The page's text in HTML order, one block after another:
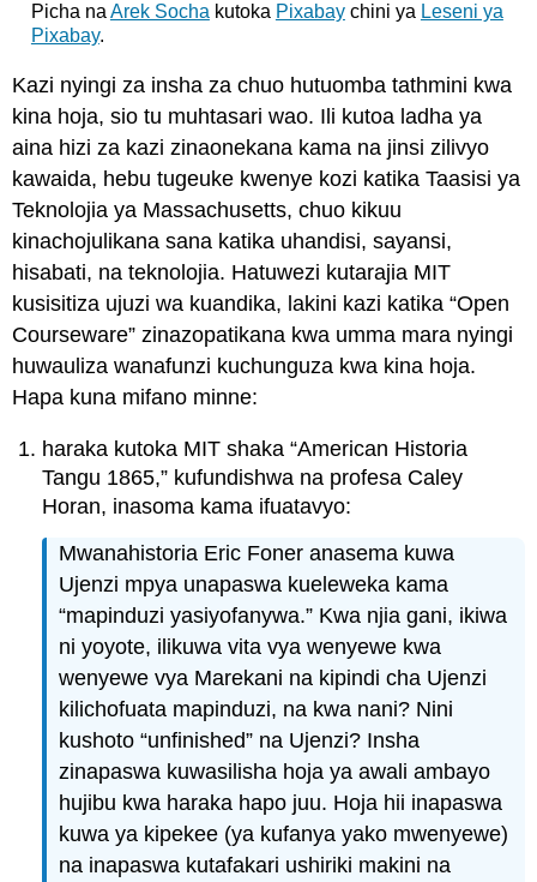
Picha na Arek Socha kutoka Pixabaychini ya Leseni ya
Pixabay.
Kazi nyingi za insha za chuo hutuomba tathmini kwa
kina hoja, sio tu muhtasari wao. Ili kutoa ladha ya
aina hizi za kazi zinaonekana kama na jinsi zilivyo
kawaida, hebu tugeuke kwenye kozi katika Taasisi ya
Teknolojia ya Massachusetts, chuo kikuu
kinachojulikana sana katika uhandisi, sayansi,
hisabati, na teknolojia. Hatuwezi kutarajia MIT
kusisitiza ujuzi wa kuandika, lakini kazi katika “Open
Courseware” zinazopatikana kwa umma mara nyingi
huwauliza wanafunzi kuchunguza kwa kina hoja.
Hapa kuna mifano minne:
haraka kutoka MIT shaka “American Historia
Tangu 1865,” kufundishwa na profesa Caley
Horan, inasoma kama ifuatavyo:
Mwanahistoria Eric Foner anasema kuwa
Ujenzi mpya unapaswa kueleweka kama
“mapinduzi yasiyofanywa.” Kwa njia gani, ikiwa
ni yoyote, ilikuwa vita vya wenyewe kwa
wenyewe vya Marekani na kipindi cha Ujenzi
kilichofuata mapinduzi, na kwa nani? Nini
kushoto “unfinished” na Ujenzi? Insha
zinapaswa kuwasilisha hoja ya awali ambayo
hujibu kwa haraka hapo juu. Hoja hii inapaswa
kuwa ya kipekee (ya kufanya yako mwenyewe)
na inapaswa kutafakari ushiriki makini na